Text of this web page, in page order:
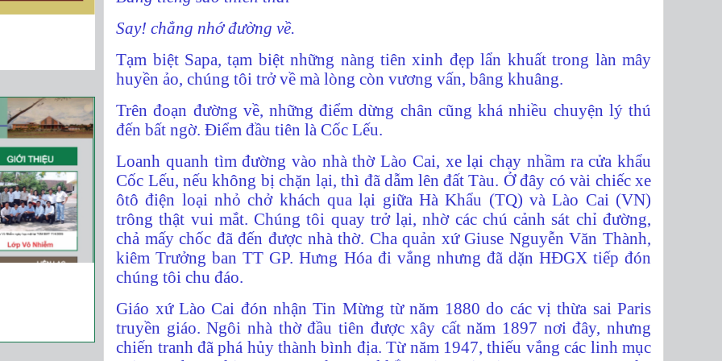
Say! chẳng nhớ đường về.
Tạm biệt Sapa, tạm biệt những nàng tiên xinh đẹp lẩn khuất trong làn mây
huyền ảo, chúng tôi trở về mà lòng còn vương vấn, bâng khuâng.
Trên đoạn đường về, những điểm dừng chân cũng khá nhiều chuyện lý thú
đến bất ngờ. Điểm đầu tiên là Cốc Lếu.
Loanh quanh tìm đường vào nhà thờ Lào Cai, xe lại chạy nhầm ra cửa khẩu
Cốc Lếu, nếu không bị chặn lại, thì đã dẫm lên đất Tàu. Ở đây có vài chiếc xe
ôtô điện loại nhỏ chở khách qua lại giữa Hà Khẩu (TQ) và Lào Cai (VN)
trông thật vui mắt. Chúng tôi quay trở lại, nhờ các chú cảnh sát chỉ đường,
chả mấy chốc đã đến được nhà thờ. Cha quản xứ Giuse Nguyễn Văn Thành,
kiêm Trưởng ban TT GP. Hưng Hóa đi vắng nhưng đã dặn HĐGX tiếp đón
chúng tôi chu đáo.
Giáo xứ Lào Cai đón nhận Tin Mừng từ năm 1880 do các vị thừa sai Paris
truyền giáo. Ngôi nhà thờ đầu tiên được xây cất năm 1897 nơi đây, nhưng
chiến tranh đã phá hủy thành bình địa. Từ năm 1947, thiếu vắng các linh mục